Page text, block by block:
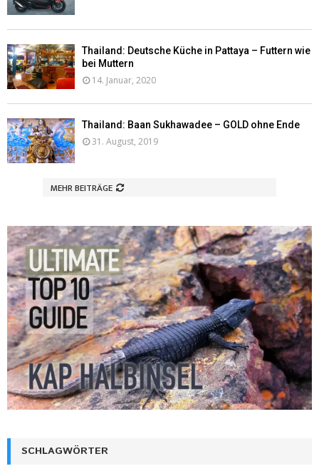
Thailand: Deutsche Küche in Pattaya – Futtern wie
bei Muttern
14. Januar, 2020
Thailand: Baan Sukhawadee – GOLD ohne Ende
31. August, 2019
MEHR BEITRÄGE
SCHLAGWÖRTER